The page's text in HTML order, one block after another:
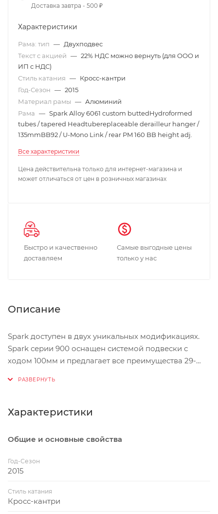
Доставка завтра - 500 ₽
Характеристики
Рама: тип — Двухподвес
Текст с акцией — 22% НДС можно вернуть (для ООО и
ИП с НДС)
Стиль катания — Кросс-кантри
Год-Сезон — 2015
Материал рамы — Алюминий
Рама — Spark Alloy 6061 custom buttedHydroformed
tubes / tapered Headtubereplaceable derailleur hanger /
135mmBB92 / U-Mono Link / rear PM 160 BB height adj.
Все характеристики
Цена действительна только для интернет-магазина и
может отличаться от цен в розничных магазинах
Быстро и качественно
доставляем
Самые выгодные цены
только у нас
Описание
Spark доступен в двух уникальных модификациях.
Spark серии 900 оснащен системой подвески с
ходом 100мм и предлагает все преимущества 29-
геометрию под колеса 27.5 дюймов (650B), система
великолепными показателями ускорения.
1. Оптимизированная геометрия
геометрию под колеса 27.5 дюймов (650B). Короткие
перья длиной 433мм в сочетании с рулевым углом
Характеристики
Общие и основные свойства
Год-Сезон
2015
Стиль катания
Кросс-кантри